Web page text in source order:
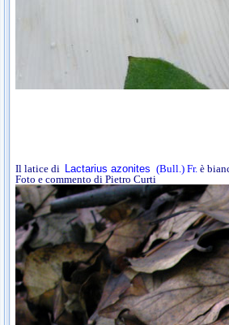
Il latice di Lactarius azonites (Bull.) Fr. è
Foto e commento di Pietro Curti